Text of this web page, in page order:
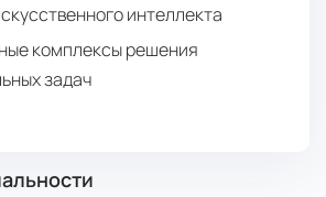
интеллекта
комплексы решения
задач